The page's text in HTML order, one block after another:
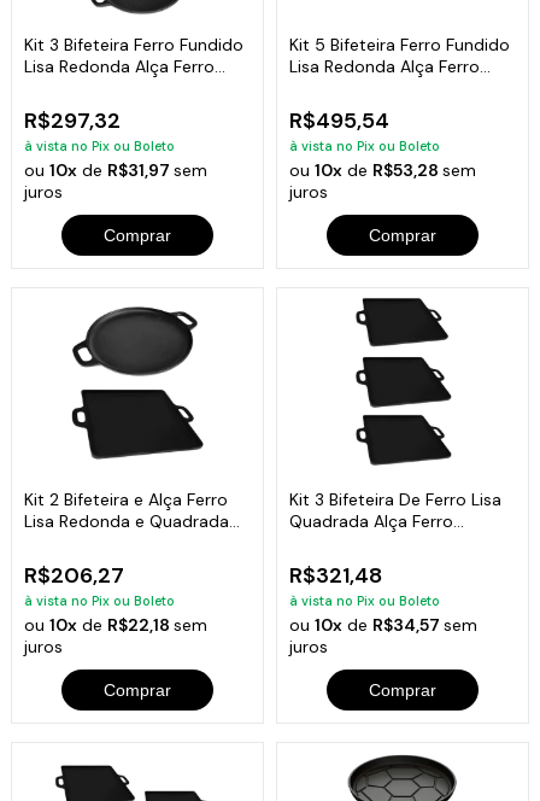
Kit 3 Bifeteira Ferro Fundido
Lisa Redonda Alça Ferro
R$297,32
à vista no Pix ou Boleto
ou10x de R$31,97sem
juros
Comprar
Kit 5 Bifeteira Ferro Fundido
Lisa Redonda Alça Ferro
R$495,54
à vista no Pix ou Boleto
ou 10xde R$53,28 sem
juros
Comprar
Kit 2 Bifeteira e Alça Ferro
Lisa Redonda e Quadrada
R$206,27
à vista no Pix ou Boleto
ou10x de R$22,18sem
juros
Comprar
Kit 3 Bifeteira De Ferro Lisa
Quadrada Alça Ferro
R$321,48
à vista no Pix ou Boleto
ou 10xde R$34,57 sem
juros
Comprar